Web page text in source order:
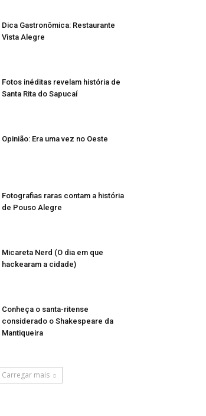
Dica Gastronômica: Restaurante
Vista Alegre
Fotos inéditas revelam história de
Santa Rita do Sapucaí
Opinião: Era uma vez no Oeste
Fotografias raras contam a história
de Pouso Alegre
Micareta Nerd (O dia em que
hackearam a cidade)
Conheça o santa-ritense
considerado o Shakespeare da
Mantiqueira
Carregar mais